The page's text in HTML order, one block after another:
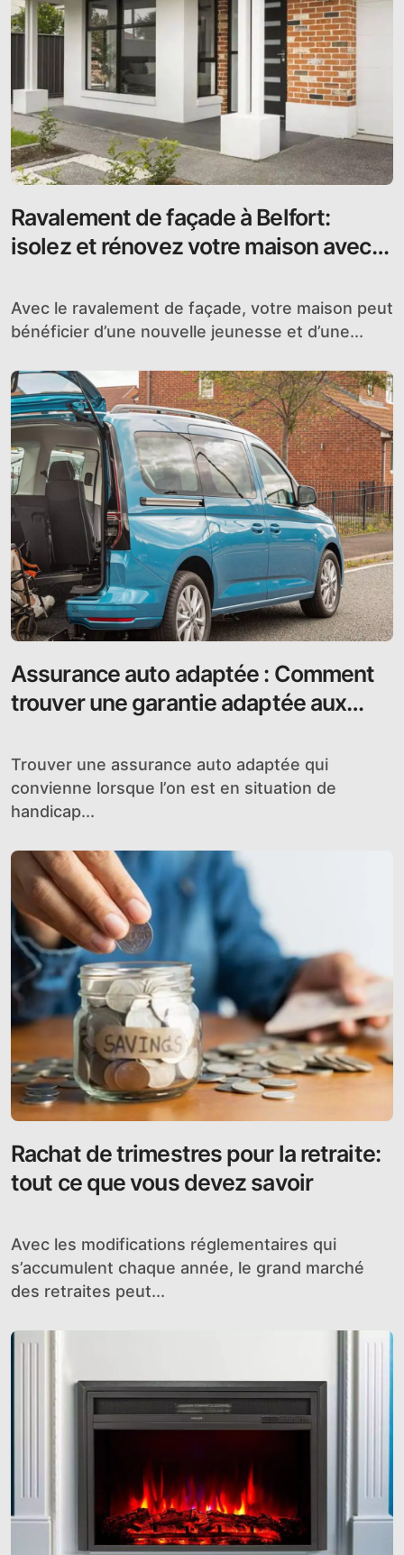
Ravalement de façade à Belfort:
isolez et rénovez votre maison avec
Avec le ravalement de façade, votre maison peut
bénéficier d’une nouvelle jeunesse et d’une...
Assurance auto adaptée : Comment
trouver une garantie adaptée aux
Trouver une assurance auto adaptée qui
convienne lorsque l’on est en situation de
handicap...
Rachat de trimestres pour la retraite:
tout ce que vous devez savoir
Avec les modifications réglementaires qui
s’accumulent chaque année, le grand marché
des retraites peut...